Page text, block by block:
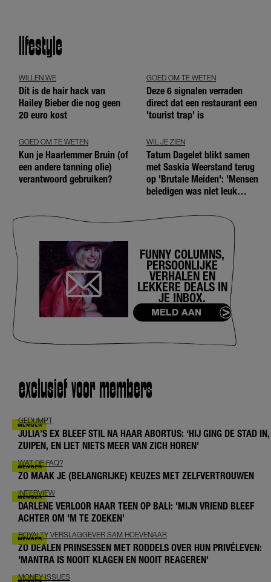
lifestyle
WILLEN WE
Dít is de hair hack van
Hailey Bieber die nog geen
20 euro kost
GOED OM TE WETEN
Deze 6 signalen verraden
direct dat een restaurant een
'tourist trap' is
GOED OM TE WETEN
Kun je Haarlemmer Bruin (of
een andere tanning olie)
verantwoord gebruiken?
WIL JE ZIEN
Tatum Dagelet blikt samen
met Saskia Weerstand terug
op 'Brutale Meiden': 'Mensen
beledigen was niet leuk
FUNNY COLUMNS,
PERSOONLIJKE
VERHALEN EN
LEKKERE DEALS IN
JE INBOX.
MELD AAN
exclusief voor members
GEDUMPT
JULIA’S EX BLEEF STIL NA HAAR ABORTUS: ‘HIJ GING DE STAD IN,
ZUIPEN, EN LIET NIETS MEER VAN ZICH HOREN’
WAT DE FAQ?
ZO MAAK JE (BELANGRIJKE) KEUZES MET ZELFVERTROUWEN
INTERVIEW
DARLENE VERLOOR HAAR TEEN OP BALI: 'MIJN VRIEND BLEEF
ACHTER OM 'M TE ZOEKEN'
ROYALTY VERSLAGGEVER SAM HOEVENAAR
ZO DEALEN PRINSESSEN MET RODDELS OVER HUN PRIVÉLEVEN:
'MANTRA IS NOOIT KLAGEN EN NOOIT REAGEREN'
MONEY ISSUES